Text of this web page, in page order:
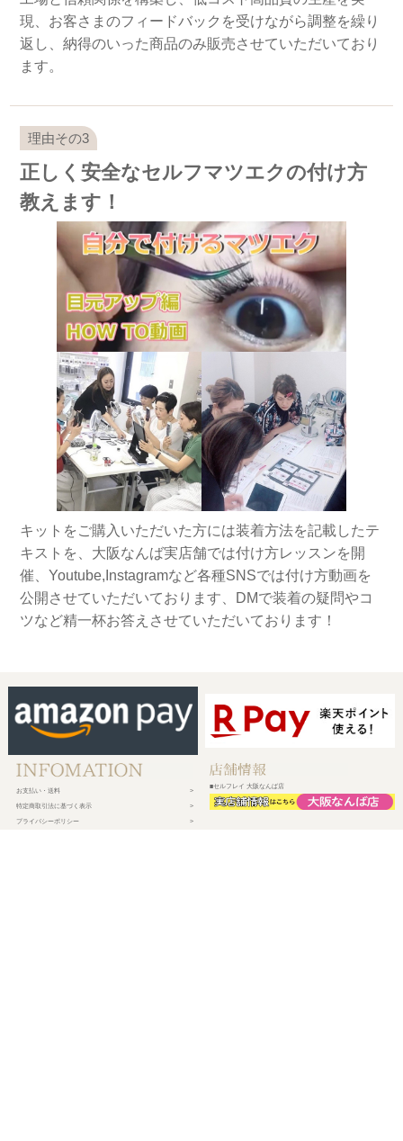
現、お客さまのフィードバックを受けながら調整を繰り
返し、納得のいった商品のみ販売させていただいており
ます。
正しく安全なセルフマツエクの付け方
教えます！
キットをご購入いただいた方には装着方法を記載したテ
キストを、大阪なんば実店舗では付け方レッスンを開
催、Youtube,Instagramなど各種SNSでは付け方動画を
公開させていただいております、DMで装着の疑問やコ
ツなど精一杯お答えさせていただいております！
お支払い・送料
特定商取引法に基づく表示
プライバシーポリシー
■セルフレイ 大阪なんば店